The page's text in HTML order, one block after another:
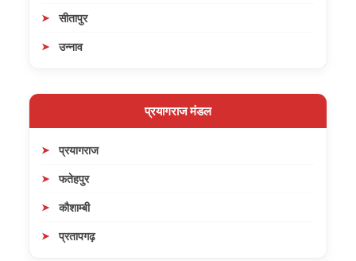
सीतापुर
उन्नाव
प्रयागराज मंडल
प्रयागराज
फतेहपुर
कौशाम्बी
प्रतापगढ़